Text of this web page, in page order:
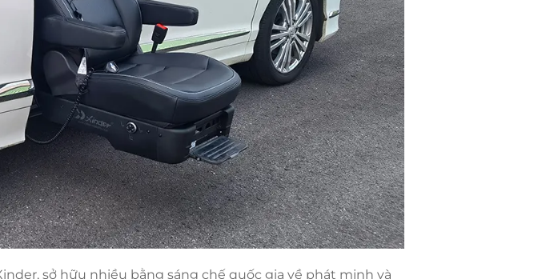
sở hữu nhiều bằng sáng chế quốc gia về phát minh và